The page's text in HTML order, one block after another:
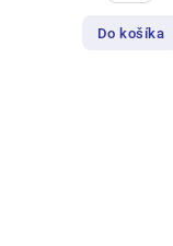
Do košíka